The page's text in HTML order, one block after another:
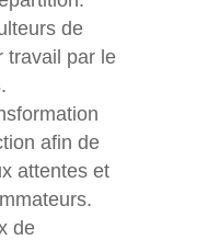
de
travail par le
afin de
attentes et
de